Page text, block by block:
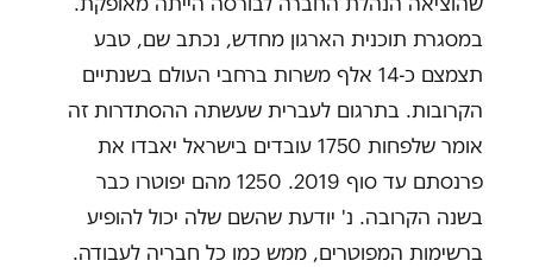
במסגרת תוכנית הארגון מחדש, נכתב שם, טבע
תצמצם כ-14 אלף משרות ברחבי העולם בשנתיים
הקרובות. בתרגום לעברית שעשתה ההסתדרות זה
אומר שלפחות 1750 עובדים בישראל יאבדו את
פרנסתם עד סוף 2019. 1250 מהם יפוטרו כבר
בשנה הקרובה. נ' יודעת שהשם שלה יכול להופיע
ברשימות המפוטרים, ממש כמו כל חבריה לעבודה.